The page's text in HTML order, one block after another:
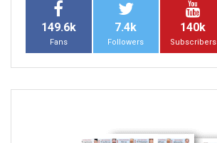
149.6k
Fans
7.4k
Followers
140k
Subscribers